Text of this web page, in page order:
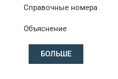
Справочные номера
Объяснение
БОЛЬШЕ